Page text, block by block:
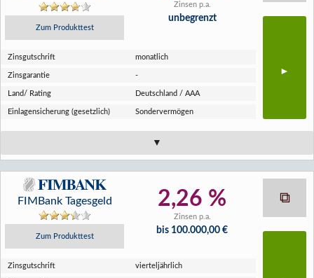
Zum Produkttest
Zinsen p.a.
unbegrenzt
Zins­gutschrift monatlich
Zins­garantie -
Land/ Rating Deutschland / AAA
Einlagen­sicherung (gesetzlich) Sondervermögen
FIMBank Tagesgeld
Zum Produkttest
2,26 %
Zinsen p.a.
bis 100.000,00 €
Zins­gutschrift vierteljährlich